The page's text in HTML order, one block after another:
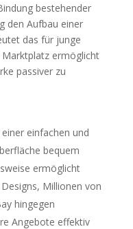
bestehender
den Aufbau einer
das für junge
Marktplatz ermöglicht
passiver zu
einfachen und
bequem
ermöglicht
Millionen von
hingegen
Angebote effektiv